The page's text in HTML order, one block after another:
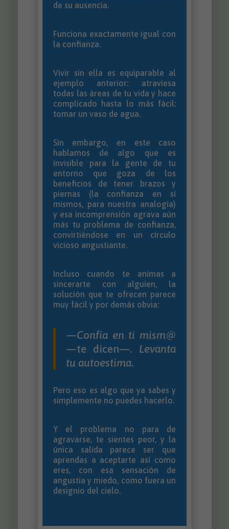
de su ausencia.
Funciona exactamente igual con
la confianza.
Vivir sin ella es equiparable al
ejemplo anterior: atraviesa
todas las áreas de tu vida y hace
complicado hasta lo más fácil:
tomar un vaso de agua.
Sin embargo, en este caso
hablamos de algo que es
invisible para la gente de tu
entorno que goza de los
beneficios de tener brazos y
piernas (la confianza en sí
mismos, para nuestra analogía)
y esa incomprensión agrava aún
más tu problema de confianza,
convirtiéndose en un círculo
vicioso angustiante.
Incluso cuando te animas a
sincerarte con alguien, la
solución que te ofrecen parece
muy fácil y por demás obvia:
—Confía en ti mism@
—te dicen—. Levanta
tu autoestima.
Pero eso es algo que ya sabes y
simplemente no puedes hacerlo.
Y el problema no para de
agravarse, te sientes peor, y la
única salida parece ser que
aprendas a aceptarte así como
eres, con esa sensación de
angustia y miedo, como fuera un
designio del cielo.